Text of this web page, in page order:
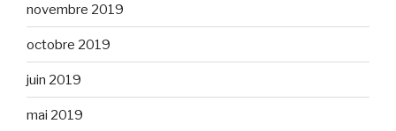
novembre 2019
octobre 2019
juin 2019
mai 2019